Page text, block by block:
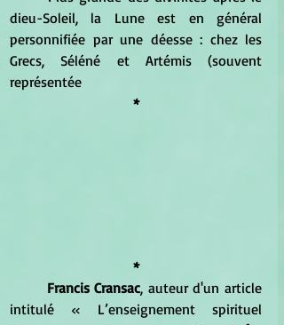
dieu-Soleil, la Lune est en général
personnifiée par une déesse : chez les
Grecs, Séléné et Artémis (souvent
représentée
*
*
Francis Cransac, auteur d'un article
intitulé « L’enseignement spirituel